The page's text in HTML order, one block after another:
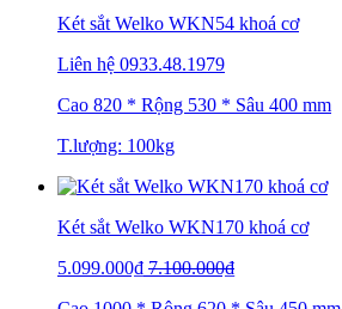
Két sắt Welko WKN54 khoá cơ
Liên hệ 0933.48.1979
Cao 820 * Rộng 530 * Sâu 400 mm
T.lượng: 100kg
Két sắt Welko WKN170 khoá cơ
5.099.000₫ 7.100.000₫